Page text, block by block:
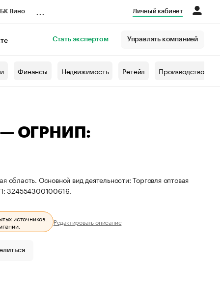
Вино Личный кабинет
Стать экспертом Управлять компанией
Финансы Недвижимость Ретейл Производство
— ОГРНИП:
Основной вид деятельности: Торговля оптовая
324554300100616.
источников.
Редактировать описание